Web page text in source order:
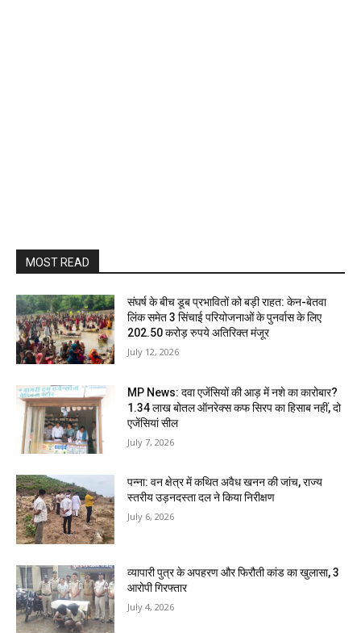
MOST READ
संघर्ष के बीच डूब प्रभावितों को बड़ी राहत: केन-बेतवा
लिंक समेत 3 सिंचाई परियोजनाओं के पुनर्वास के लिए
202.50 करोड़ रुपये अतिरिक्त मंजूर
July 12, 2026
MP News: दवा एजेंसियों की आड़ में नशे का कारोबार?
1.34 लाख बोतल ऑनरेक्स कफ सिरप का हिसाब नहीं, दो
एजेंसियां सील
July 7, 2026
पन्ना: वन क्षेत्र में कथित अवैध खनन की जांच, राज्य
स्तरीय उड़नदस्ता दल ने किया निरीक्षण
July 6, 2026
व्यापारी पुत्र के अपहरण और फिरौती कांड का खुलासा, 3
आरोपी गिरफ्तार
July 4, 2026